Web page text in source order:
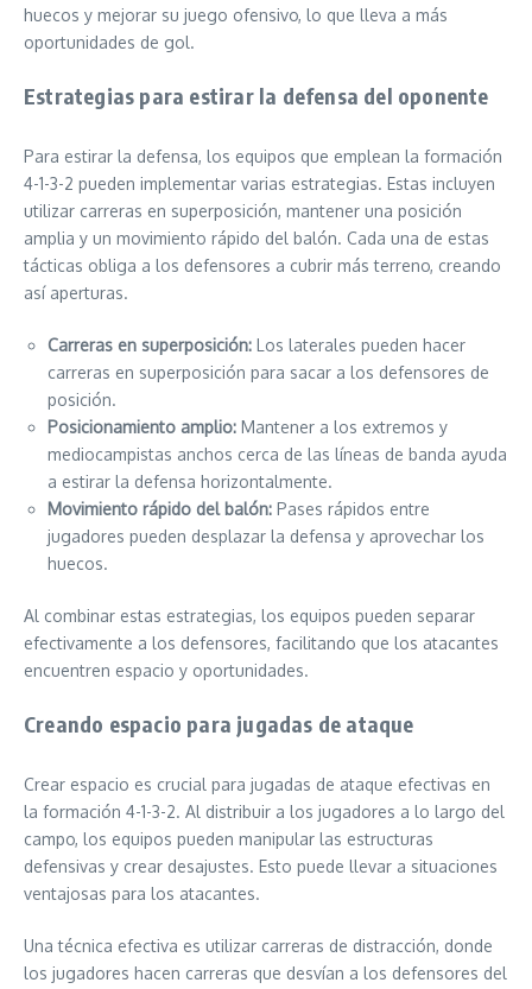
huecos y mejorar su juego ofensivo, lo que lleva a más
oportunidades de gol.
Estrategias para estirar la defensa del oponente
Para estirar la defensa, los equipos que emplean la formación
4-1-3-2 pueden implementar varias estrategias. Estas incluyen
utilizar carreras en superposición, mantener una posición
amplia y un movimiento rápido del balón. Cada una de estas
tácticas obliga a los defensores a cubrir más terreno, creando
así aperturas.
Carreras en superposición: Los laterales pueden hacer
carreras en superposición para sacar a los defensores de
posición.
Posicionamiento amplio: Mantener a los extremos y
mediocampistas anchos cerca de las líneas de banda ayuda
a estirar la defensa horizontalmente.
Movimiento rápido del balón: Pases rápidos entre
jugadores pueden desplazar la defensa y aprovechar los
huecos.
Al combinar estas estrategias, los equipos pueden separar
efectivamente a los defensores, facilitando que los atacantes
encuentren espacio y oportunidades.
Creando espacio para jugadas de ataque
Crear espacio es crucial para jugadas de ataque efectivas en
la formación 4-1-3-2. Al distribuir a los jugadores a lo largo del
campo, los equipos pueden manipular las estructuras
defensivas y crear desajustes. Esto puede llevar a situaciones
ventajosas para los atacantes.
Una técnica efectiva es utilizar carreras de distracción, donde
los jugadores hacen carreras que desvían a los defensores del